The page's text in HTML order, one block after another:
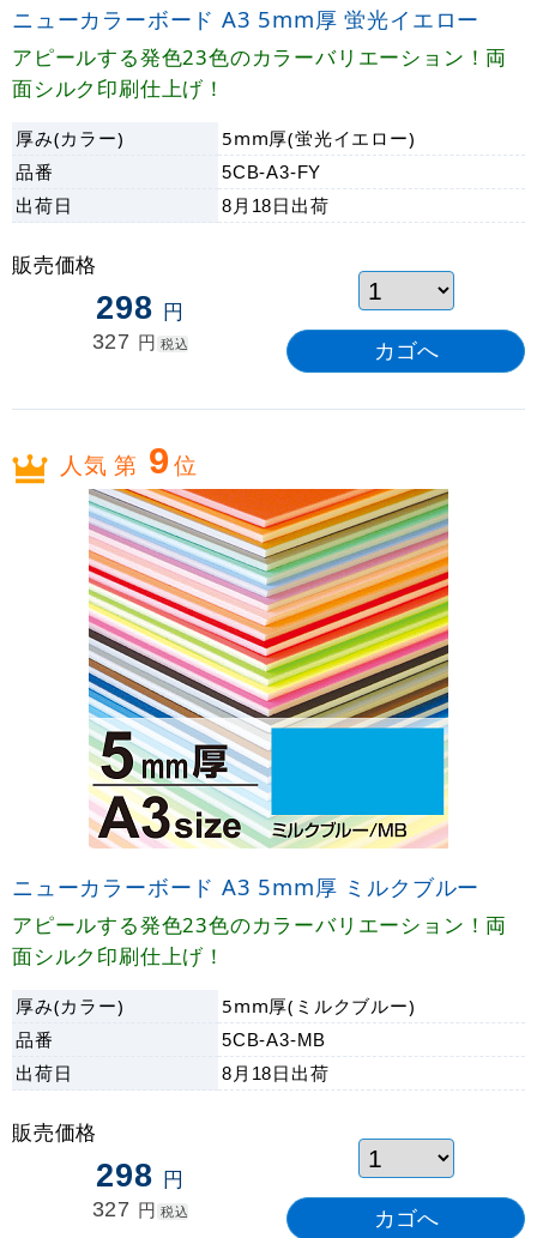
ニューカラーボード A3 5mm厚 蛍光イエロー
アピールする発色23色のカラーバリエーション！両
面シルク印刷仕上げ！
厚み(カラー)
5mm厚(蛍光イエロー)
品番
5CB-A3-FY
出荷日 8月18日 出荷
販売価格
298 円
327 円 税込
人気 第 9位
ニューカラーボード A3 5mm厚 ミルクブルー
アピールする発色23色のカラーバリエーション！両
面シルク印刷仕上げ！
厚み(カラー)
5mm厚(ミルクブルー)
品番
5CB-A3-MB
出荷日 8月18日 出荷
販売価格
298 円
327 円 税込